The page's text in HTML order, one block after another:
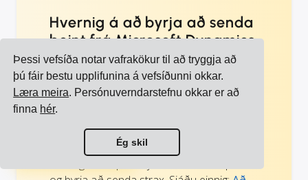
Þessi vefsíða notar vafrakökur til að tryggja að
þú fáir bestu upplifunina á vefsíðunni okkar.
Læra meira. Persónuverndarstefnu okkar er að
finna hér.
Ég skil
Hvernig á að byrja að senda
beint frá Microsoft Dynamics
365 Business Central
Fáðu kynningu til að sjá hvernig þú getur
bætt flutningaeiningunni við Microsoft
Dynamics 365 Business Central. Síðan
skaltu velja flutningsaðila þína, hlaða upp
verðum þínum og öðrum samningum við
Skoða allar samþættingar
Skoða alla flutningsaðila